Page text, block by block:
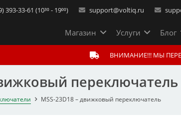
393-33-61 (10³⁰ - 19⁰⁰) support@voltiq.ru
Магазин Услуги Блог
ВНИМАНИЕ!!! МЫ
переключатель
MSS-23D18 – движковый переключатель